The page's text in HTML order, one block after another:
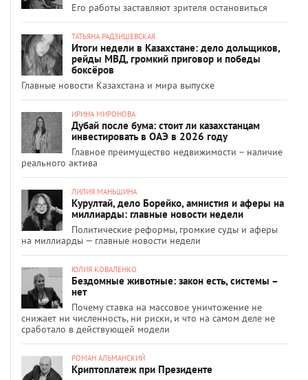
Его работы заставляют зрителя остановиться
ТАТЬЯНА РАДЗИШЕВСКАЯ
Итоги недели в Казахстане: дело дольщиков,
рейды МВД, громкий приговор и победы
боксёров
Главные новости Казахстана и мира выпуске
ИРИНА МИРОНОВА
Дубай после бума: стоит ли казахстанцам
инвестировать в ОАЭ в 2026 году
Главное преимущество недвижимости – наличие
реального актива
ЛИЛИЯ МАНЬШИНА
Курултай, дело Борейко, амнистия и аферы на
миллиарды: главные новости недели
Политические реформы, громкие суды и аферы
на миллиарды — главные новости недели
ЮЛИЯ КОВАЛЕНКО
Бездомные животные: закон есть, системы –
нет
Почему ставка на массовое уничтожение не
снижает ни численность, ни риски, и что на самом деле не
сработало в действующей модели
РОМАН АЛЬМАНСКИЙ
Криптоплатеж при Президенте